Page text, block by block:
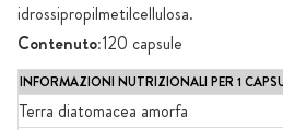
idrossipropilmetilcellulosa.
Contenuto:120 capsule
INFORMAZIONI NUTRIZIONALI PER 1
Terra diatomacea amorfa